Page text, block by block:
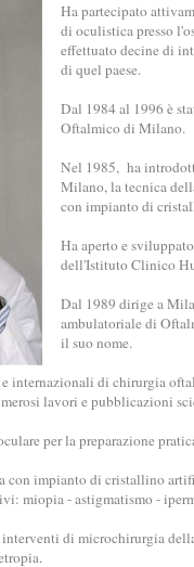
Ha partecipato
di oculistica presso
effettuato decine di
di quel paese.
Dal 1984 al 1996 è
Oftalmico di Milano.
Nel 1985, ha
Milano, la tecnica
con impianto di
Ha aperto e
dell'Istituto Clinico
Dal 1989 dirige a
ambulatoriale di
il suo nome.
internazionali di chirurgia
lavori e pubblicazioni
per la preparazione
con impianto di cristallino
miopia - astigmatismo -
di microchirurgia